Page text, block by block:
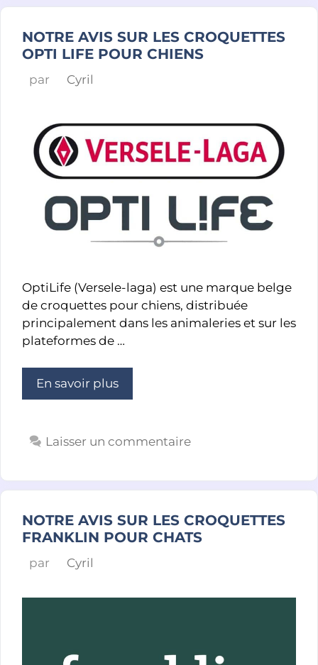
NOTRE AVIS SUR LES CROQUETTES
OPTI LIFE POUR CHIENS
par Cyril
OptiLife (Versele-laga) est une marque belge
de croquettes pour chiens, distribuée
principalement dans les animaleries et sur les
plateformes de …
En savoir plus
Laisser un commentaire
NOTRE AVIS SUR LES CROQUETTES
FRANKLIN POUR CHATS
par Cyril